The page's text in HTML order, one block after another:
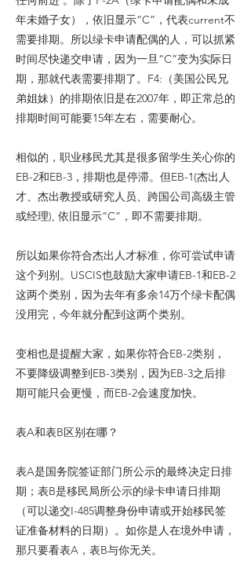
年未婚子女），依旧显示“C”，代表current不
需要排期。所以绿卡申请配偶的人，可以抓紧
时间尽快递交申请，因为一旦“C”变为实际日
期，那就代表需要排期了。F4:（美国公民兄
弟姐妹）的排期依旧是在2007年，即正常总的
排期时间可能要15年左右，需要耐心。
相似的，职业移民尤其是很多留学生关心你的
EB-2和EB-3，排期也是停滞。但EB-1(杰出人
才、杰出教授或研究人员、跨国公司高级主管
或经理), 依旧显示“C”，即不需要排期。
所以如果你符合杰出人才标准，你可尝试申请
这个列别。USCIS也鼓励大家申请EB-1和EB-2
这两个类别，因为去年有多余14万个绿卡配偶
没用完，今年就分配到这两个类别。
变相也是提醒大家，如果你符合EB-2类别，
不要降级调整到EB-3类别，因为EB-3之后排
期可能只会更慢，而EB-2会速度加快。
表A和表B区别在哪？
表A是国务院签证部门所公示的最终决定日排
期；表B是移民局所公示的绿卡申请日排期
（可以递交I-485调整身份申请或开始移民签
证准备材料的日期）。如你是人在境外申请，
那只要看表A，表B与你无关。